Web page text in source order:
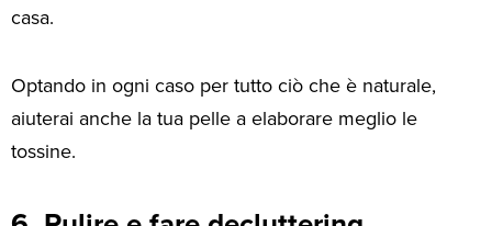
casa.
Optando in ogni caso per tutto ciò che è naturale,
aiuterai anche la tua pelle a elaborare meglio le
tossine.